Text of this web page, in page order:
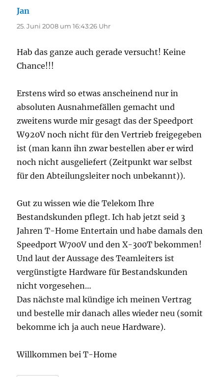
Jan
25. Juni 2008 um 16:43:26 Uhr
Hab das ganze auch gerade versucht! Keine
Chance!!!
Erstens wird so etwas anscheinend nur in
absoluten Ausnahmefällen gemacht und
zweitens wurde mir gesagt das der Speedport
W920V noch nicht für den Vertrieb freigegeben
ist (man kann ihn zwar bestellen aber er wird
noch nicht ausgeliefert (Zeitpunkt war selbst
für den Abteilungsleiter noch unbekannt)).
Gut zu wissen wie die Telekom Ihre
Bestandskunden pflegt. Ich hab jetzt seid 3
Jahren T-Home Entertain und habe damals den
Speedport W700V und den X-300T bekommen!
Und laut der Aussage des Teamleiters ist
vergünstigte Hardware für Bestandskunden
nicht vorgesehen…
Das nächste mal kündige ich meinen Vertrag
und bestelle mir danach alles wieder neu (somit
bekomme ich ja auch neue Hardware).
Willkommen bei T-Home